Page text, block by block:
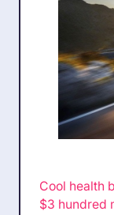
Cool health
$3 hundred